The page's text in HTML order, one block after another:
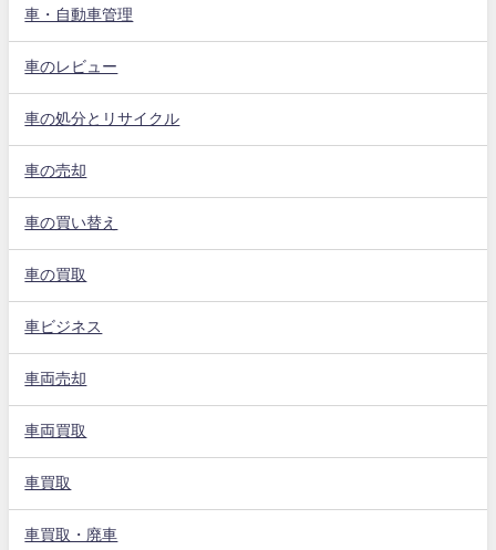
車・自動車管理
車のレビュー
車の処分とリサイクル
車の売却
車の買い替え
車の買取
車ビジネス
車両売却
車両買取
車買取
車買取・廃車